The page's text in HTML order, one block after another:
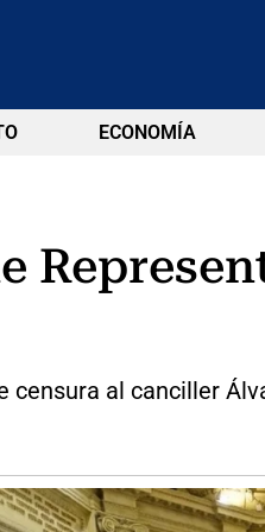
ECONOMÍA
censura al canciller